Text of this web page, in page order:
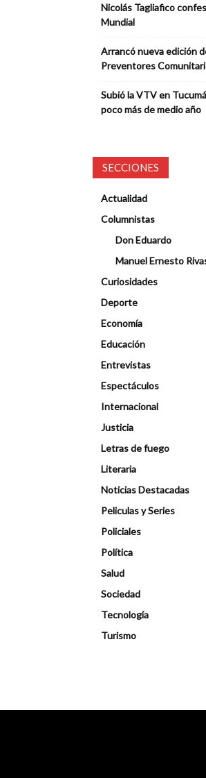
Nicolás Tagliafico
Mundial
Arrancó nueva edición
Preventores
Subió la VTV en
poco más de medio año
SECCIONES
Actualidad
Columnistas
Don Eduardo
Manuel Ernesto
Curiosidades
Deporte
Economía
Educación
Entrevistas
Espectáculos
Internacional
Justicia
Letras de fuego
Literaria
Noticias Destacadas
Peliculas y Series
Policiales
Política
Salud
Sociedad
Tecnología
Turismo